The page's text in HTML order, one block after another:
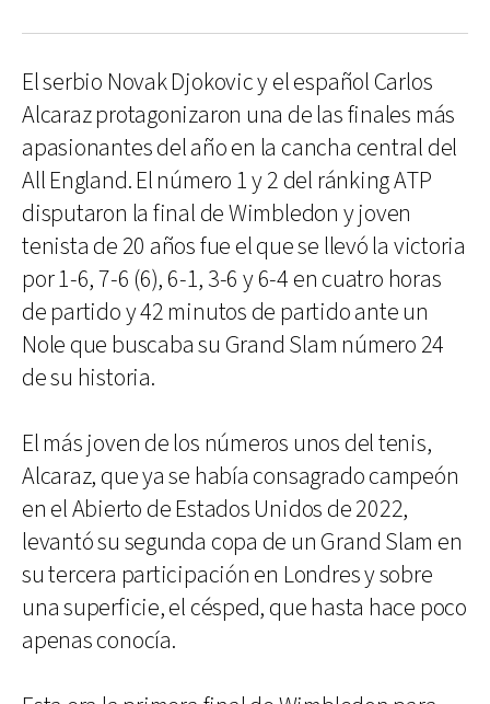
El serbio Novak Djokovic y el español Carlos
Alcaraz protagonizaron una de las finales más
apasionantes del año en la cancha central del
All England. El número 1 y 2 del ránking ATP
disputaron la final de Wimbledon y joven
tenista de 20 años fue el que se llevó la victoria
por 1-6, 7-6 (6), 6-1, 3-6 y 6-4 en cuatro horas
de partido y 42 minutos de partido ante un
Nole que buscaba su Grand Slam número 24
de su historia.
El más joven de los números unos del tenis,
Alcaraz, que ya se había consagrado campeón
en el Abierto de Estados Unidos de 2022,
levantó su segunda copa de un Grand Slam en
su tercera participación en Londres y sobre
una superficie, el césped, que hasta hace poco
apenas conocía.